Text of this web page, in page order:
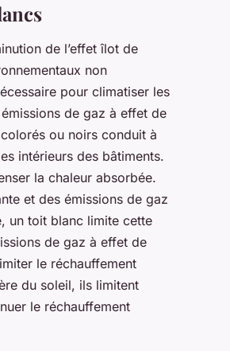
de l’effet îlot de
non
pour climatiser les
de gaz à effet de
ou noirs conduit à
intérieurs des bâtiments.
la chaleur absorbée.
et des émissions de gaz
un toit blanc limite cette
de gaz à effet de
le réchauffement
du soleil, ils limitent
le réchauffement